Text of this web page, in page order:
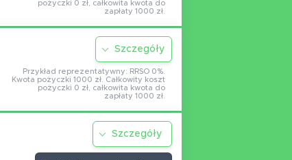
pożyczki 0 zł, całkowita kwota do
zapłaty 1000 zł.
Szczegóły
Przykład reprezentatywny: RRSO 0%.
Kwota pożyczki 1000 zł. Całkowity koszt
pożyczki 0 zł, całkowita kwota do
zapłaty 1000 zł.
Szczegóły